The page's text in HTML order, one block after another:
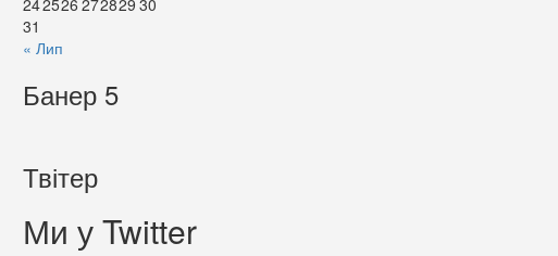
242526 272829 30
31
« Лип
Банер 5
Твітер
Ми у Twitter